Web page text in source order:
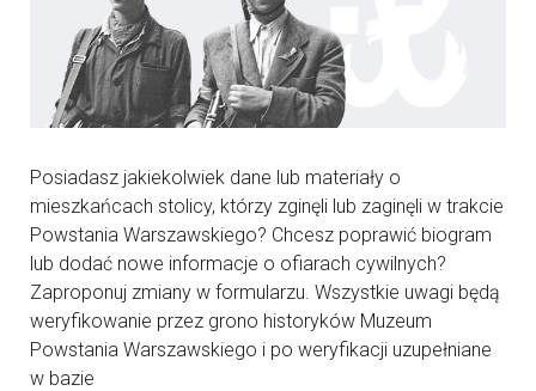
Posiadasz jakiekolwiek dane lub materiały o
mieszkańcach stolicy, którzy zginęli lub zaginęli w trakcie
Powstania Warszawskiego? Chcesz poprawić biogram
lub dodać nowe informacje o ofiarach cywilnych?
Zaproponuj zmiany w formularzu. Wszystkie uwagi będą
weryfikowanie przez grono historyków Muzeum
Powstania Warszawskiego i po weryfikacji uzupełniane
w bazie